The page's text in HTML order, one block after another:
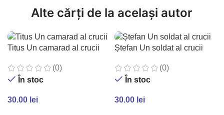
Alte cărți de la același autor
Titus Un camarad al crucii
(0)
În stoc
30.00 lei
Ștefan Un soldat al crucii
(0)
În stoc
30.00 lei